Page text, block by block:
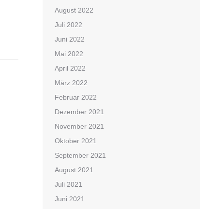
August 2022
Juli 2022
Juni 2022
Mai 2022
April 2022
März 2022
Februar 2022
Dezember 2021
November 2021
Oktober 2021
September 2021
August 2021
Juli 2021
Juni 2021